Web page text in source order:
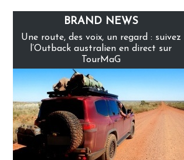
BRAND NEWS
Une route, des voix, un regard : suivez
l’Outback australien en direct sur
TourMaG